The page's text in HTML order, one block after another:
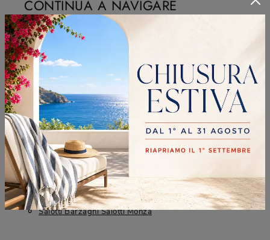
CONTINUA A NAVIGARE
Negozio Di Divani A Cernusco Sul Naviglio
Negozio Di Divani A Cinisello Balsamo
Negozio Di Divani A Desio
Negozio Di Divani A Monza
Salotti Barzaghi Salotti Cernusco Sul Naviglio
Salotti Barzaghi Salotti Cinisello Balsamo
Salotti Barzaghi Salotti Desio
Salotti Barzaghi Salotti Monza